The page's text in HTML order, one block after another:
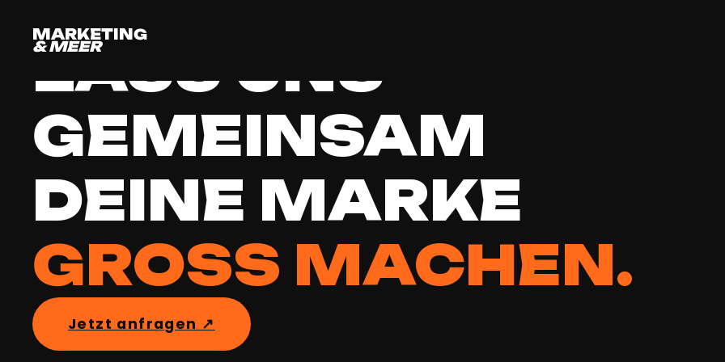
MARKETING
& MEER
LASS UNS
GEMEINSAM
DEINE MARKE
GROSS MACHEN.
Jetzt anfragen ↗︎